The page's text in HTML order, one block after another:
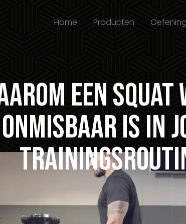
Home Producten
een Squat
onmisbaar is in